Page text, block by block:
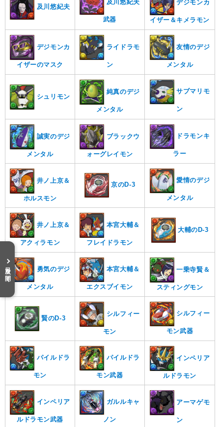
及川悠紀夫
及川悠紀夫
武器
デジモンカ
イザー＆キメラモン
デジモンカ
イザーのマスク
ライドラモ
ン
友情のデジ
メンタル
シュリモン
純真のデジ
メンタル
サブマリモ
ン
誠実のデジ
メンタル
ブラックウ
ォーグレイモン
ドラモンキ
ラー
井ノ上京＆
ホルスモン
京のD-3
愛情のデジ
メンタル
井ノ上京＆
アクィラモン
本宮大輔＆
フレイドラモン
大輔のD-3
勇気のデジ
メンタル
本宮大輔＆
エクスブイモン
一乗寺賢＆
スティングモン
賢のD-3
シルフィー
モン
シルフィー
モン武器
パイルドラ
モン
パイルドラ
モン武器
インペリア
ルドラモン
インペリア
ルドラモン武器
ガルルキャ
ノン
アーマゲモ
ン
目次を開く